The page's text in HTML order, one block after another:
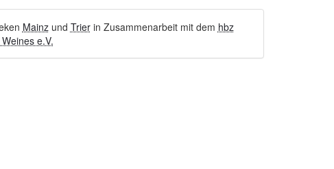
Mainzund Trierin Zusammenarbeit mit dem hbz
e.V.